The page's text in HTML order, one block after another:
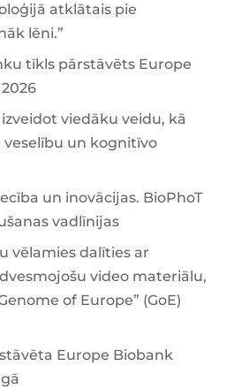
atklātais pie
lēni.”
tīkls pārstāvēts Europe
viedāku veidu, kā
un kognitīvo
un inovācijas. BioPhoT
vadlīnijas
vēlamies dalīties ar
video materiālu,
of Europe” (GoE)
Europe Biobank